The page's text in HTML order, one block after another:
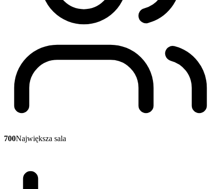
700Największa sala